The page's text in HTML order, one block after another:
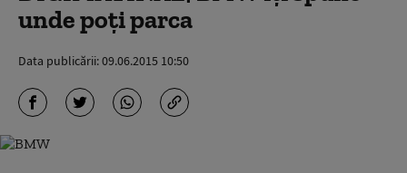
unde poţi parca
Data publicării:09.06.2015 10:50